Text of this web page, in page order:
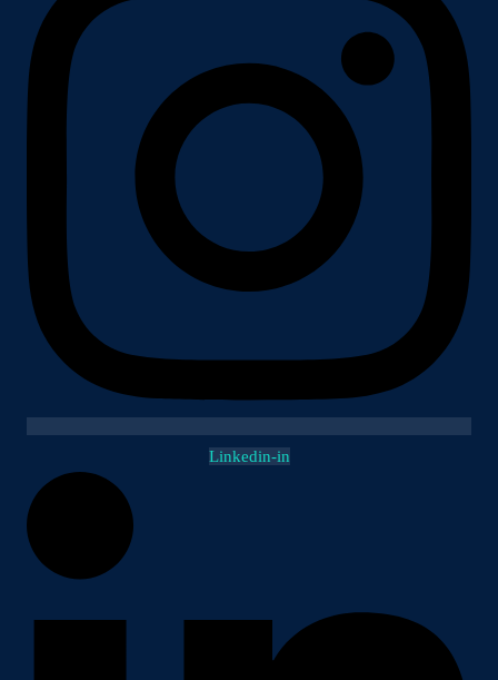
Linkedin-in